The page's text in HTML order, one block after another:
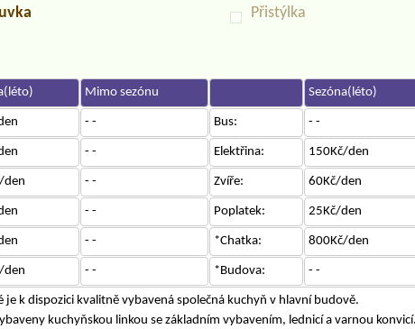
Přistýlka
Mimo sezónu Sezóna(léto)
- - Bus: - -
- - Elektřina: 150Kč/den
den - - Zvíře: 60Kč/den
- - Poplatek: 25Kč/den
- - *Chatka: 800Kč/den
den - - *Budova: - -
je k dispozici kvalitně vybavená společná kuchyň v hlavní budově.
kuchyňskou linkou se základním vybavením, lednicí a varnou